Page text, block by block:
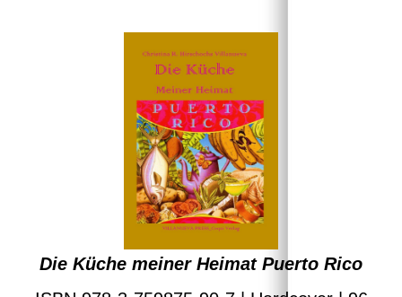
Die Küche meiner Heimat Puerto Rico